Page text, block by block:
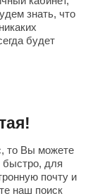
знать, что
будет
то Вы можете
быстро, для
почту и
наш поиск